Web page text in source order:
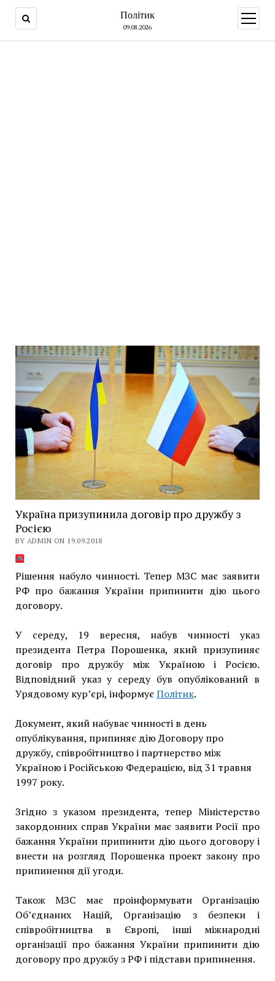
Політик
09.08.2026
open
menu
Україна призупинила договір про дружбу з
Росією
BY ADMIN ON 19.09.2018
Рішення набуло чинності. Тепер МЗС має заявити
РФ про бажання України припинити дію цього
договору.
У середу, 19 вересня, набув чинності указ
президента Петра Порошенка, який призупиняє
договір про дружбу між Україною і Росією.
Відповідний указ у середу був опублікований в
Урядовому кур’єрі, інформуєПолітик.
Документ, який набуває чинності в день
опублікування, припиняє дію Договору про
дружбу, співробітництво і партнерство між
Україною і Російською Федерацією, від 31 травня
1997 року.
Згідно з указом президента, тепер Міністерство
закордонних справ України має заявити Росії про
бажання України припинити дію цього договору і
внести на розгляд Порошенка проект закону про
припинення дії угоди.
Також МЗС має проінформувати Організацію
Об’єднаних Націй, Організацію з безпеки і
співробітництва в Європі, інші міжнародні
організації про бажання України припинити дію
договору про дружбу з РФ і підстави припинення.